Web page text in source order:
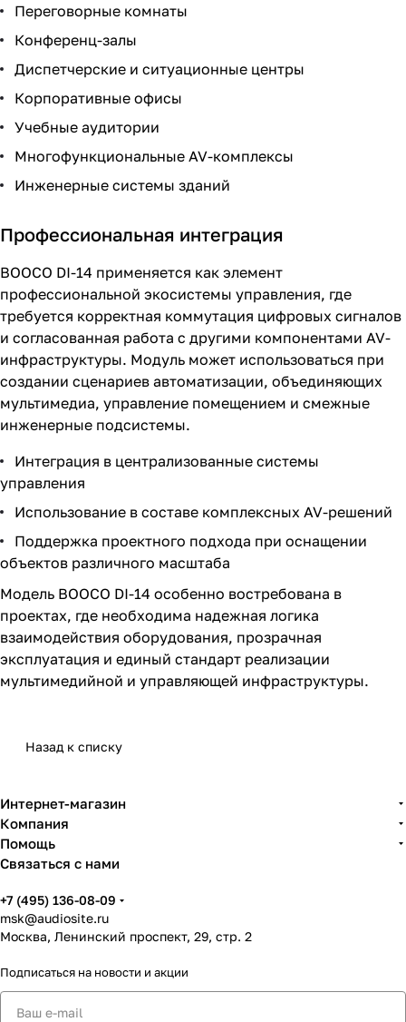
Переговорные комнаты
Конференц-залы
Диспетчерские и ситуационные центры
Корпоративные офисы
Учебные аудитории
Многофункциональные AV-комплексы
Инженерные системы зданий
Профессиональная интеграция
BOOCO DI-14 применяется как элемент
профессиональной экосистемы управления, где
требуется корректная коммутация цифровых сигналов
и согласованная работа с другими компонентами AV-
инфраструктуры. Модуль может использоваться при
создании сценариев автоматизации, объединяющих
мультимедиа, управление помещением и смежные
инженерные подсистемы.
Интеграция в централизованные системы
управления
Использование в составе комплексных AV-решений
Поддержка проектного подхода при оснащении
объектов различного масштаба
Модель BOOCO DI-14 особенно востребована в
проектах, где необходима надежная логика
взаимодействия оборудования, прозрачная
эксплуатация и единый стандарт реализации
мультимедийной и управляющей инфраструктуры.
Назад к списку
Интернет-магазин
Компания
Помощь
Связаться с нами
+7 (495) 136-08-09
msk@audiosite.ru
Москва, Ленинский проспект, 29, стр. 2
Подписаться на новости и акции